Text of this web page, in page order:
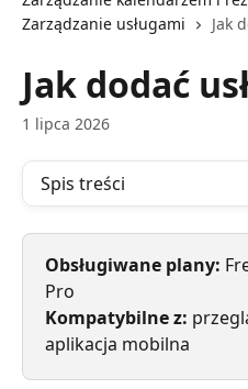
Zarządzanie usługami
Jak
Jak dodać
1 lipca 2026
Spis treści
Obsługiwane plany:
Pro
Kompatybilne z:
aplikacja mobilna